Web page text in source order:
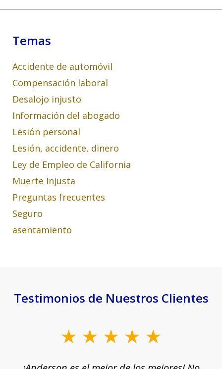
Temas
Accidente de automóvil
Compensación laboral
Desalojo injusto
Información del abogado
Lesión personal
Lesión, accidente, dinero
Ley de Empleo de California
Muerte Injusta
Preguntas frecuentes
Seguro
asentamiento
Testimonios de Nuestros Clientes